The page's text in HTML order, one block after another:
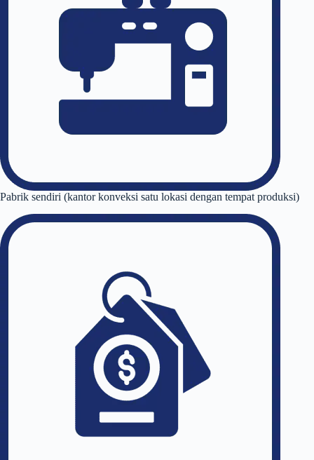
Pabrik sendiri (kantor konveksi satu lokasi dengan tempat produksi)